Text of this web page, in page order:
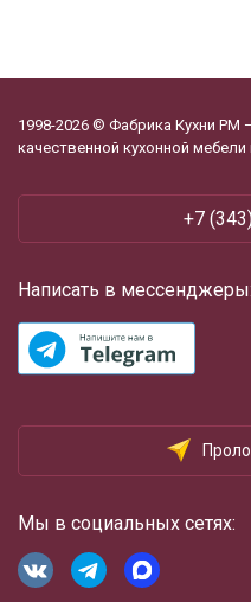
1998-2026 © Фабрика Кухни
качественной кухонной
+7
Написать в мессенджеры:
Мы в социальных сетях: